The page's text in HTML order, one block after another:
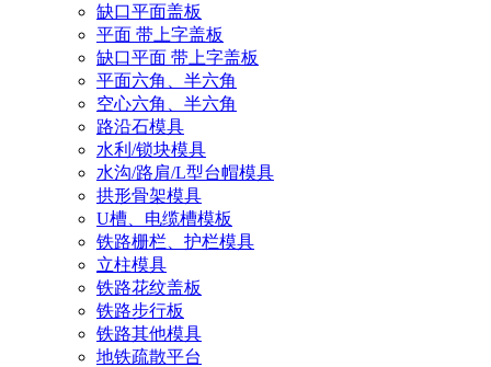
缺口平面盖板
平面 带上字盖板
缺口平面 带上字盖板
平面六角、半六角
空心六角、半六角
路沿石模具
水利/锁块模具
水沟/路肩/L型台帽模具
拱形骨架模具
U槽、电缆槽模板
铁路栅栏、护栏模具
立柱模具
铁路花纹盖板
铁路步行板
铁路其他模具
地铁疏散平台